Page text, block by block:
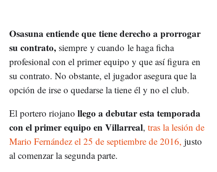
Osasuna entiende que tiene derecho a prorrogar
su contrato, siempre y cuando le haga ficha
profesional con el primer equipo y que así figura en
su contrato. No obstante, el jugador asegura que la
opción de irse o quedarse la tiene él y no el club.
El portero riojano llego a debutar esta temporada
con el primer equipo en Villarreal, tras la lesión de
Mario Fernández el 25 de septiembre de 2016, justo
al comenzar la segunda parte.